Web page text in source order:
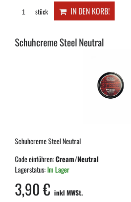
stück IN DEN KORB!
Schuhcreme Steel Neutral
Schuhcreme Steel Neutral
Code einführen:Cream/Neutral
Lagerstatus:Im Lager
3,90 € inkl MWSt.